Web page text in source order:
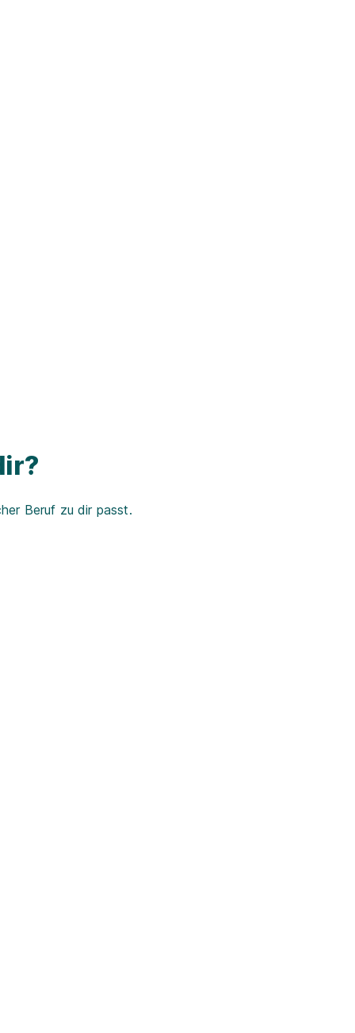
Beruf zu dir passt.